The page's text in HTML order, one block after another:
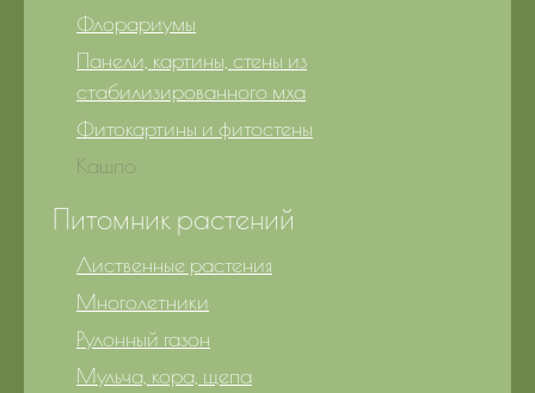
Флорариумы
Панели, картины, стены из
стабилизированного мха
Фитокартины и фитостены
Кашпо
Питомник растений
Лиственные растения
Многолетники
Рулонный газон
Мульча, кора, щепа